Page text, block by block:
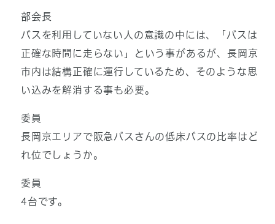
部会長
バスを利用していない人の意識の中には、「バスは
正確な時間に走らない」という事があるが、長岡京
市内は結構正確に運行しているため、そのような思
い込みを解消する事も必要。
委員
長岡京エリアで阪急バスさんの低床バスの比率はど
れ位でしょうか。
委員
4台です。